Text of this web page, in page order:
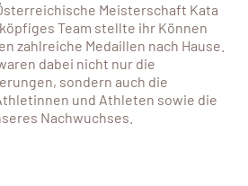
Meisterschaft Kata
Team stellte ihr Können
zahlreiche Medaillen nach Hause.
dabei nicht nur die
sondern auch die
und Athleten sowie die
Nachwuchses.